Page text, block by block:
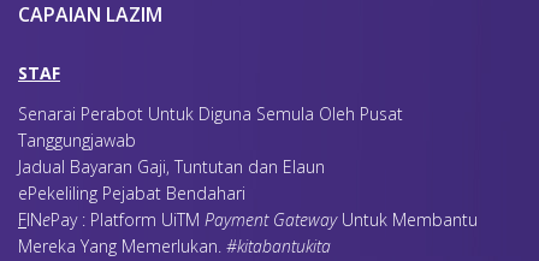
CAPAIAN LAZIM
STAF
Senarai Perabot Untuk Diguna Semula Oleh Pusat
Tanggungjawab
Jadual Bayaran Gaji, Tuntutan dan Elaun
ePekeliling Pejabat Bendahari
FINePay : Platform UiTM Payment GatewayUntuk Membantu
Mereka Yang Memerlukan. #kitabantukita